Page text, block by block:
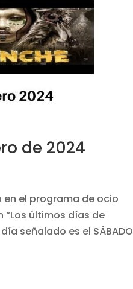
de 2024
en el programa de ocio
“Los últimos días de
señalado es el SÁBADO